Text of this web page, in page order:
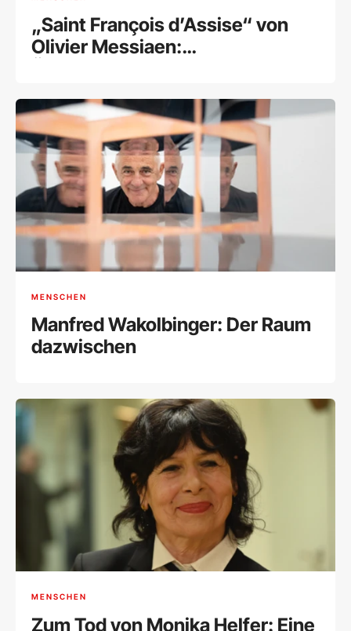
„Saint François d’Assise“ von
Olivier Messiaen:
Meisterwerks
MENSCHEN
Manfred Wakolbinger: Der Raum
dazwischen
MENSCHEN
Zum Tod von Monika Helfer: Eine